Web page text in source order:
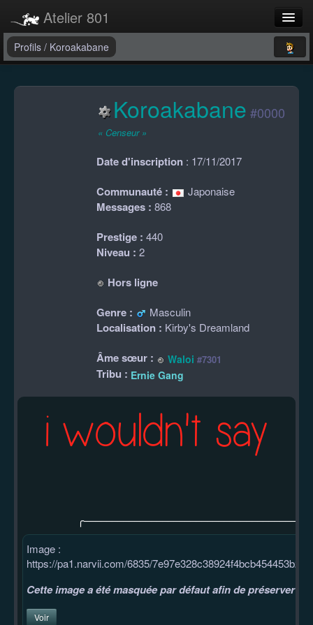
Atelier 801
Forums
Profils / Koroakabane
Koroakabane #0000
« Censeur »
Date d'inscription : 17/11/2017
Communauté : Japonaise
Messages : 868
Prestige : 440
Niveau : 2
Hors ligne
Genre :
Masculin
Localisation : Kirby's Dreamland
Âme sœur : Waloi #7301
Tribu : Ernie Gang
Image :
https://pa1.narvii.com/6835/
Cette image a été masquée par défaut afin de préserver
Voir